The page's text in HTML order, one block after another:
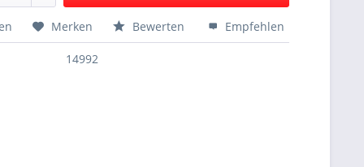
Merken Bewerten Empfehlen
14992